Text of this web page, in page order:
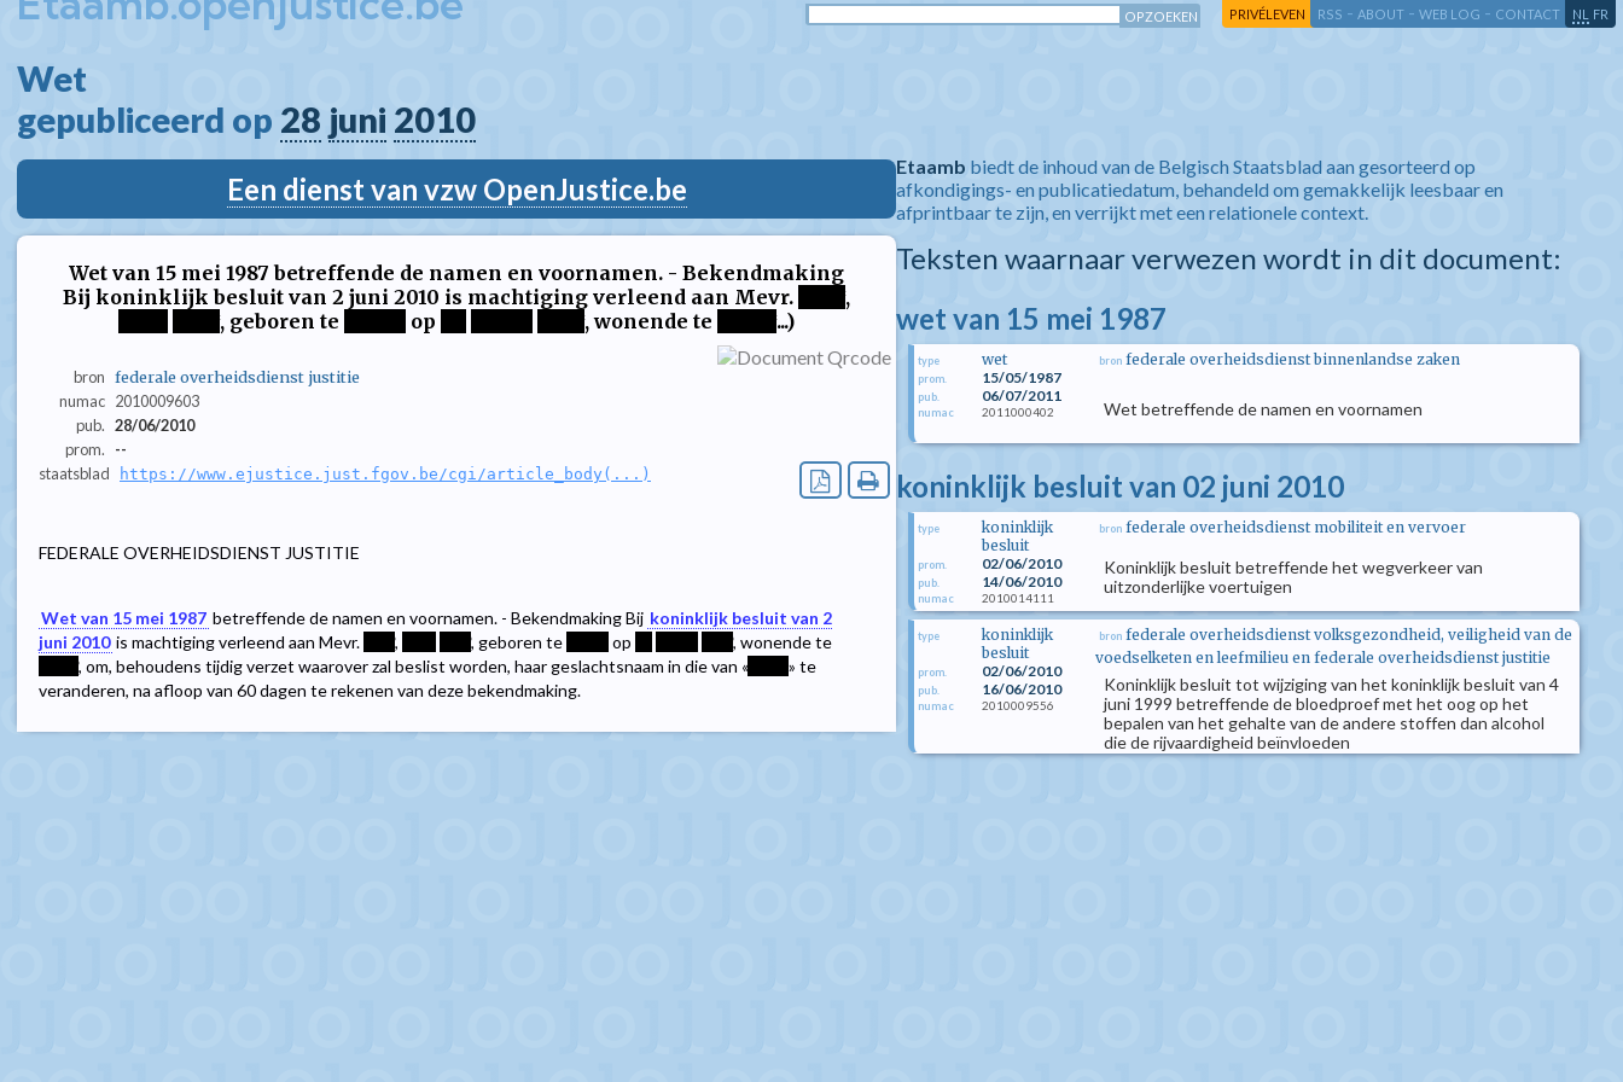
PRIVÉLEVEN RSS - ABOUT - WEB LOG - CONTACT NL FR
Wet
gepubliceerd op 28 juni 2010
Een dienst van vzw OpenJustice.be
Wet van 15 mei 1987 betreffende de namen en voornamen. - Bekendmaking
Bij koninklijk besluit van 2 juni 2010 is machtiging verleend aan Mevr.
,
, geboren te op , wonende te ...)
bron federale overheidsdienst justitie
numac 2010009603
pub. 28/06/2010
prom.
--
staatsblad
https://www.ejustice.just.fgov.be/cgi/article_body(...)
FEDERALE OVERHEIDSDIENST JUSTITIE
Wet van 15 mei 1987 betreffende de namen en voornamen. - Bekendmaking Bij koninklijk besluit van 2
juni 2010 is machtiging verleend aan Mevr. , , geboren te op
, wonende te
, om, behoudens tijdig verzet waarover zal beslist worden, haar geslachtsnaam in die van «
» te
veranderen, na afloop van 60 dagen te rekenen van deze bekendmaking.
Etaamb biedt de inhoud van de Belgisch Staatsblad aan gesorteerd op
afkondigings- en publicatiedatum, behandeld om gemakkelijk leesbaar en
afprintbaar te zijn, en verrijkt met een relationele context.
Teksten waarnaar verwezen wordt in dit document:
wet van 15 mei 1987
type wet
prom. 15/05/1987
pub. 06/07/2011
numac 2011000402
bron federale overheidsdienst binnenlandse zaken
Wet betreffende de namen en voornamen
koninklijk besluit van 02 juni 2010
type
koninklijk
besluit
prom. 02/06/2010
pub. 14/06/2010
numac 2010014111
bron federale overheidsdienst mobiliteit en vervoer
Koninklijk besluit betreffende het wegverkeer van
uitzonderlijke voertuigen
type
koninklijk
besluit
prom. 02/06/2010
pub. 16/06/2010
numac 2010009556
bron federale overheidsdienst volksgezondheid, veiligheid van de
voedselketen en leefmilieu en federale overheidsdienst justitie
Koninklijk besluit tot wijziging van het koninklijk besluit van 4
juni 1999 betreffende de bloedproef met het oog op het
bepalen van het gehalte van de andere stoffen dan alcohol
die de rijvaardigheid beïnvloeden